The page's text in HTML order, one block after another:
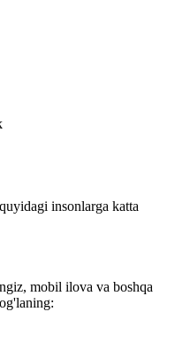
insonlarga katta
mobil ilova va boshqa